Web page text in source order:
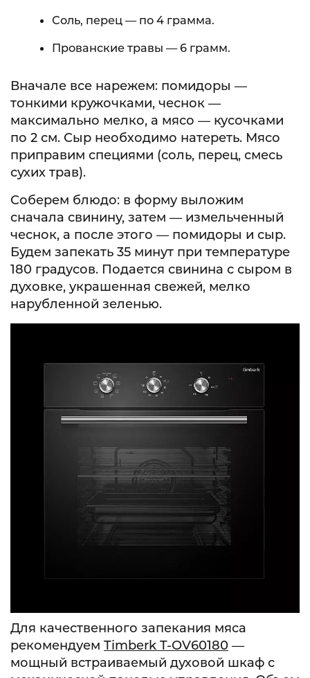
Соль, перец — по 4 грамма.
Прованские травы — 6 грамм.
Вначале все нарежем: помидоры —
тонкими кружочками, чеснок —
максимально мелко, а мясо — кусочками
по 2 см. Сыр необходимо натереть. Мясо
приправим специями (соль, перец, смесь
сухих трав).
Соберем блюдо: в форму выложим
сначала свинину, затем — измельченный
чеснок, а после этого — помидоры и сыр.
Будем запекать 35 минут при температуре
180 градусов. Подается свинина с сыром в
духовке, украшенная свежей, мелко
нарубленной зеленью.
Для качественного запекания мяса
рекомендуем Timberk T-OV60180 —
мощный встраиваемый духовой шкаф с